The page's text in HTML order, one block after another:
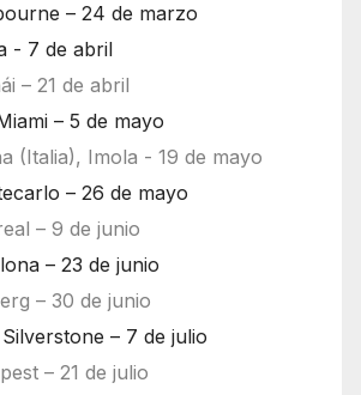
– 24 de marzo
- 7 de abril
– 21 de abril
– 5 de mayo
(Italia), Imola - 19 de mayo
– 26 de mayo
– 9 de junio
– 23 de junio
– 30 de junio
– 7 de julio
– 21 de julio